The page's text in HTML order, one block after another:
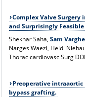
Complex Valve Surgery
and Surprisingly Feasible
Shekhar Saha, Sam
Narges Waezi, Heidi
Thorac cardiovasc Surg
Preoperative
bypass grafting.